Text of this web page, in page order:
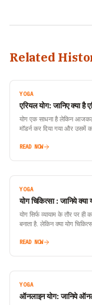
Related
YOGA
एरियल योग: जानिए क्या
योग एक साधना है लेकिन आजकल
मॉडर्न कर दिया गया और उसमें
READ NOW
YOGA
योग चिकित्सा : जानिये
योग सिर्फ व्यायाम के तौर पर
बनाता है. लेकिन क्या योग
READ NOW
YOGA
ऑनलाइन योग: जानिये